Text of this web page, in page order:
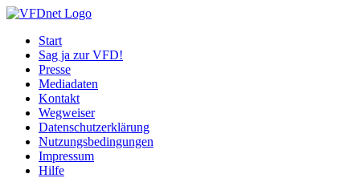
Start
Sag ja zur VFD!
Presse
Mediadaten
Kontakt
Wegweiser
Datenschutzerklärung
Nutzungsbedingungen
Impressum
Hilfe